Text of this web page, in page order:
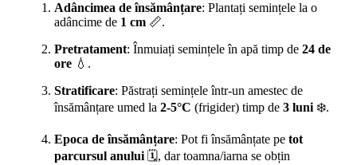
Adâncimea de însămânțare: Plantați semințele la o
adâncime de 1 cm 📏.
Pretratament: Înmuiați semințele în apă timp de 24 de
ore 💧.
Stratificare: Păstrați semințele într-un amestec de
însămânțare umed la 2-5°C (frigider) timp de 3 luni❄️.
Epoca de însămânțare: Pot fi însămânțate pe tot
parcursul anului🗓️, dar toamna/iarna se obțin